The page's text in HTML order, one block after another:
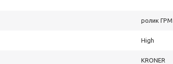
ролик ГРМ
High
KRONER